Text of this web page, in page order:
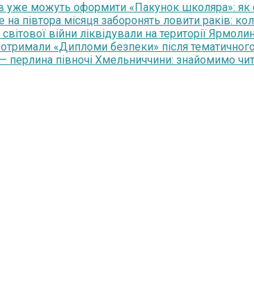
уже можуть оформити «Пакунок школяра»: як
півтора місяця заборонять ловити раків:
війни ліквідували на території
«Дипломи безпеки» після
півночі Хмельниччини: знайомимо